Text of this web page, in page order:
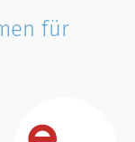
für